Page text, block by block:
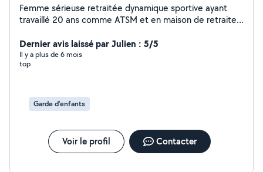
Femme sérieuse retraitée dynamique sportive ayant
travaillé 20 ans comme ATSM et en maison de retraite
d'enfants,ménage, et m'occuper de personnes âgées
les promener, les accompagnés faire leurs courses je
suis véhiculé. Recherche sur le Cannet, Cannes merci.
Dernier avis laissé par Julien : 5/5
Il y a plus de 6 mois
top
Garde d'enfants
Voir le profil Contacter